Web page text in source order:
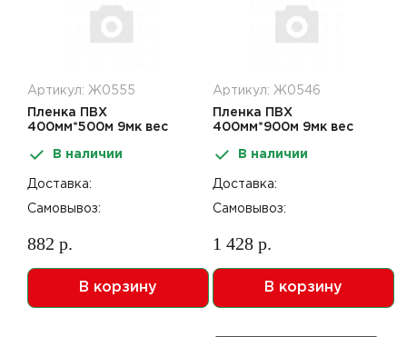
Артикул: Ж0555
Пленка ПВХ
400мм*500м 9мк вес
В наличии
Доставка:
Самовывоз:
882 р.
В корзину
Артикул: Ж0546
Пленка ПВХ
400мм*900м 9мк вес
В наличии
Доставка:
Самовывоз:
1 428 р.
В корзину